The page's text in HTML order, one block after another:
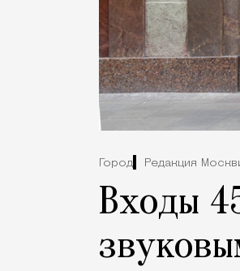
Город Редакция
Входы